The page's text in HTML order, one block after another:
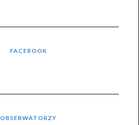
FACEBOOK
OBSERWATORZY